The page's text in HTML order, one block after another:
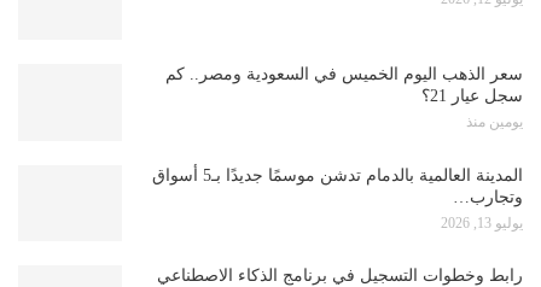
سعر الذهب اليوم الخميس في السعودية ومصر.. كم
سجل عيار 21؟
يومين منذ
المدينة العالمية بالدمام تدشن موسمًا جديدًا بـ5 أسواق
وتجارب…
يوليو 13, 2026
رابط وخطوات التسجيل في برنامج الذكاء الاصطناعي